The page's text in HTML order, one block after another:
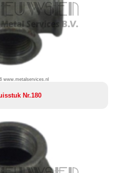
www.metalservices.nl
Nr.180